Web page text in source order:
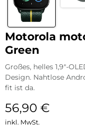
Motorola
Green
Großes, helles 1,9″-
Design. Nahtlose
fit ist da.
56,90 €
inkl. MwSt.